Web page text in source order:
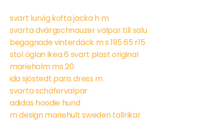
svart lurvig kofta jacka h m
svarta dvärgschnauzer valpar till salu
begagnade vinterdäck m s 195 65 r15
stol öglan ikea 6 svart plast original
marieholm ms 20
ida sjöstedt paris dress m
svarta schäfervalpar
adidas hoodie hund
m design mariehult sweden tallrikar